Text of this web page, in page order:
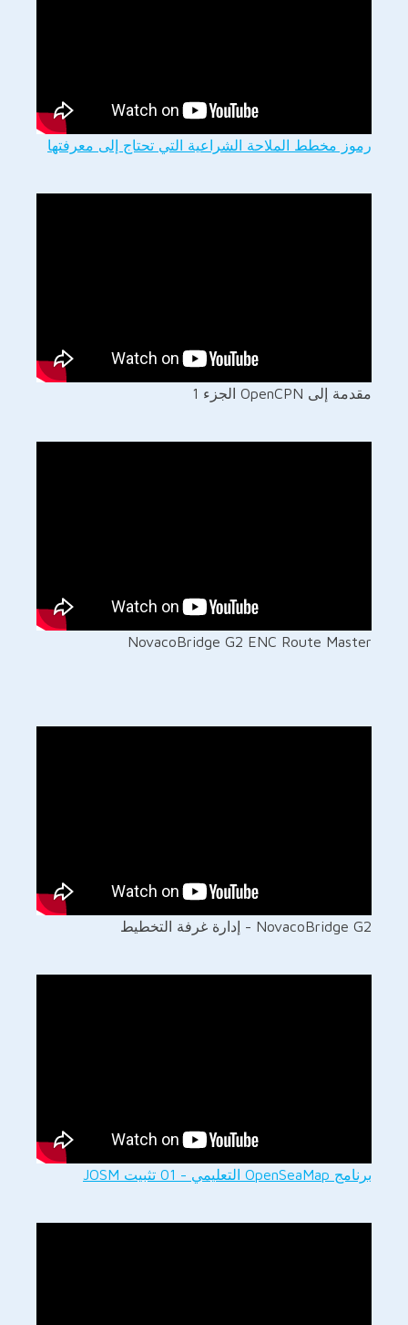
رموز مخطط الملاحة الشراعية التي تحتاج إلى معرفتها
مقدمة إلى OpenCPN الجزء 1
NovacoBridge G2 ENC Route Master
NovacoBridge G2 - إدارة غرفة التخطيط
برنامج OpenSeaMap التعليمي - 01 تثبيت JOSM